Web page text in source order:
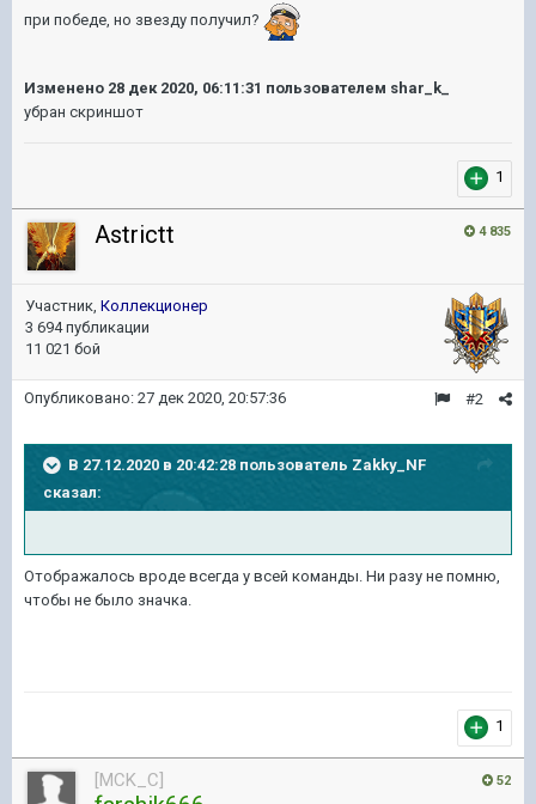
при победе, но звезду получил?
Изменено 28 дек 2020, 06:11:31 пользователем shar_k_
убран скриншот
1
4 835
Astrictt
Участник, Коллекционер
3 694 публикации
11 021 бой
#2
Опубликовано: 27 дек 2020, 20:57:36
В 27.12.2020 в 20:42:28 пользователь Zakky_NF
сказал:
Отображалось вроде всегда у всей команды. Ни разу не помню,
чтобы не было значка.
1
52
[MCK_C]